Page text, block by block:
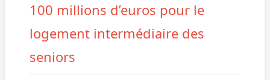
100 millions d’euros pour le
logement intermédiaire des
seniors